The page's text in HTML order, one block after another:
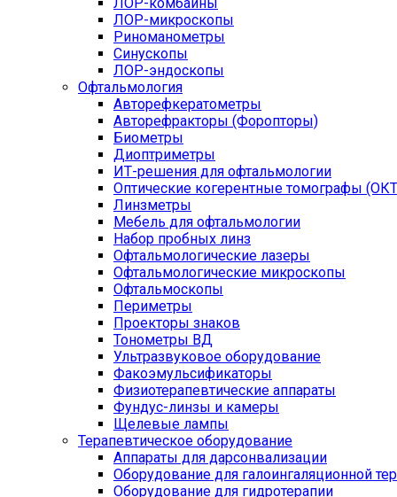
ЛОР-микроскопы
Риноманометры
Синускопы
ЛОР-эндоскопы
Офтальмология
Авторефкератометры
Авторефракторы (Форопторы)
Биометры
Диоптриметры
ИТ-решения для офтальмологии
Оптические когерентные томографы
Линзметры
Мебель для офтальмологии
Набор пробных линз
Офтальмологические лазеры
Офтальмологические микроскопы
Офтальмоскопы
Периметры
Проекторы знаков
Тонометры ВД
Ультразвуковое оборудование
Факоэмульсификаторы
Физиотерапевтические аппараты
Фундус-линзы и камеры
Щелевые лампы
Терапевтическое оборудование
Аппараты для дарсонвализации
Оборудование для галоингаляционной
Оборудование для гидротерапии